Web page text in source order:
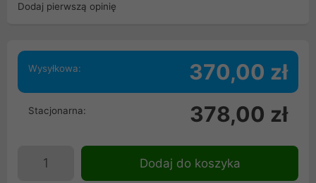
Dodaj pierwszą opinię
Wysyłkowa: 370,00 zł
Stacjonarna: 378,00 zł
Dodaj do koszyka